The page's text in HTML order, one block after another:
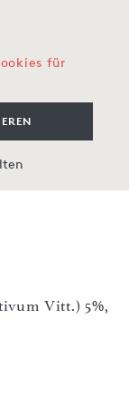
für
Vitt.) 5%,